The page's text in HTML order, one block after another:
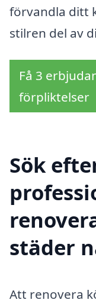
förvandla ditt
stilren del av
Få 3
förpliktelser
Sök
städer
Att renovera